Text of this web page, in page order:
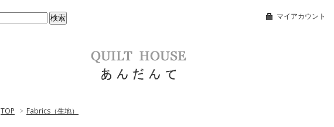
マイアカウント
TOP > Fabrics（生地）